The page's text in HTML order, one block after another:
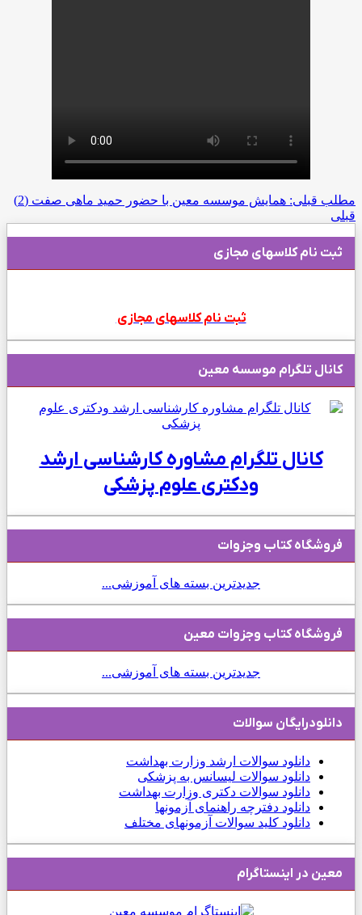
مطلب قبلی: همایش موسسه معین با حضور حمید ماهی صفت (2)
قبلی
ثبت نام کلاسهای مجازی
ثبت نام کلاسهای مجازی
کانال تلگرام موسسه معین
کانال تلگرام مشاوره کارشناسی ارشد
ودکتری علوم پزشکی
فروشگاه کتاب وجزوات
جدیدترین بسته های آموزشی...
فروشگاه کتاب وجزوات معین
جدیدترین بسته های آموزشی...
دانلودرایگان سوالات
دانلود سوالات ارشد وزارت بهداشت
دانلود سوالات لیسانس به پزشکی
دانلود سوالات دکتری وزارت بهداشت
دانلود دفترچه راهنمای آزمونها
دانلود کلید سوالات آزمونهای مختلف
معین در اینستاگرام